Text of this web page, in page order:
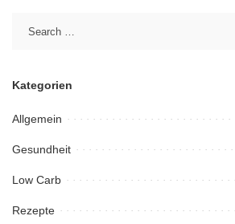
Kategorien
Allgemein
Gesundheit
Low Carb
Rezepte